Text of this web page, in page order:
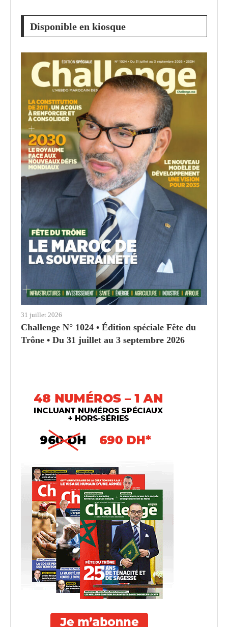
Disponible en kiosque
31 juillet 2026
Challenge N° 1024 • Édition spéciale Fête du
Trône • Du 31 juillet au 3 septembre 2026